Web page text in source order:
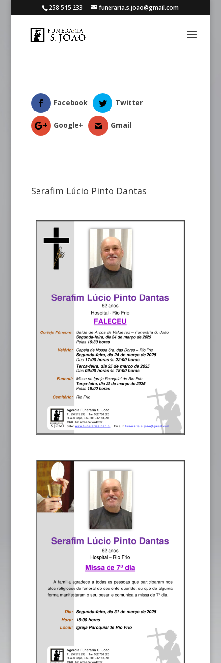
258 515 233 funeraria.s.joao@gmail.com
Facebook Twitter
Google+ Gmail
Serafim Lúcio Pinto Dantas